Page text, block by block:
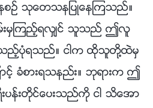
စဥ္ သုေတသနျပဳေနၾကသည္။
းမွၾကည့္ရလွ်င္ သူသည္ ဤလူ
သည့္ပုံရသည္။ ငါက ထိုသူတို႔ထဲမွ
ခံစားရသနည္း။ ဘုရားက ဤ
ပန္းတိုင္ေပးသည္ကို ငါ သိေအာ